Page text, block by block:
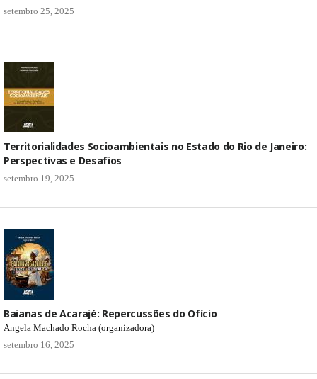
setembro 25, 2025
Territorialidades Socioambientais no Estado do Rio de Janeiro:
Perspectivas e Desafios
setembro 19, 2025
Baianas de Acarajé: Repercussões do Ofício
Angela Machado Rocha (organizadora)
setembro 16, 2025